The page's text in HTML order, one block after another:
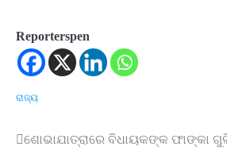
Reporterspen
ରାଜ୍ୟ
Post
ଶୋଭାଯାତ୍ରାରେ ବିଧାୟକଙ୍କ ଫାଙ୍କା